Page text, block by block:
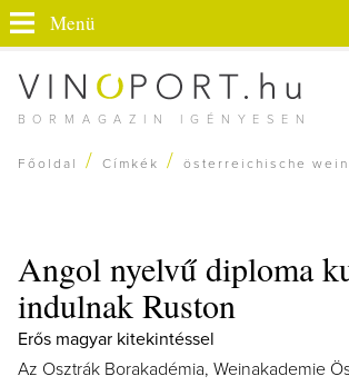
BORMAGAZIN IGÉNYESEN
Menü
Főoldal / Címkék / österreichische
Angol nyelvű diploma
indulnak Ruston
Erős magyar kitekintéssel
Az Osztrák Borakadémia, Weinakademie